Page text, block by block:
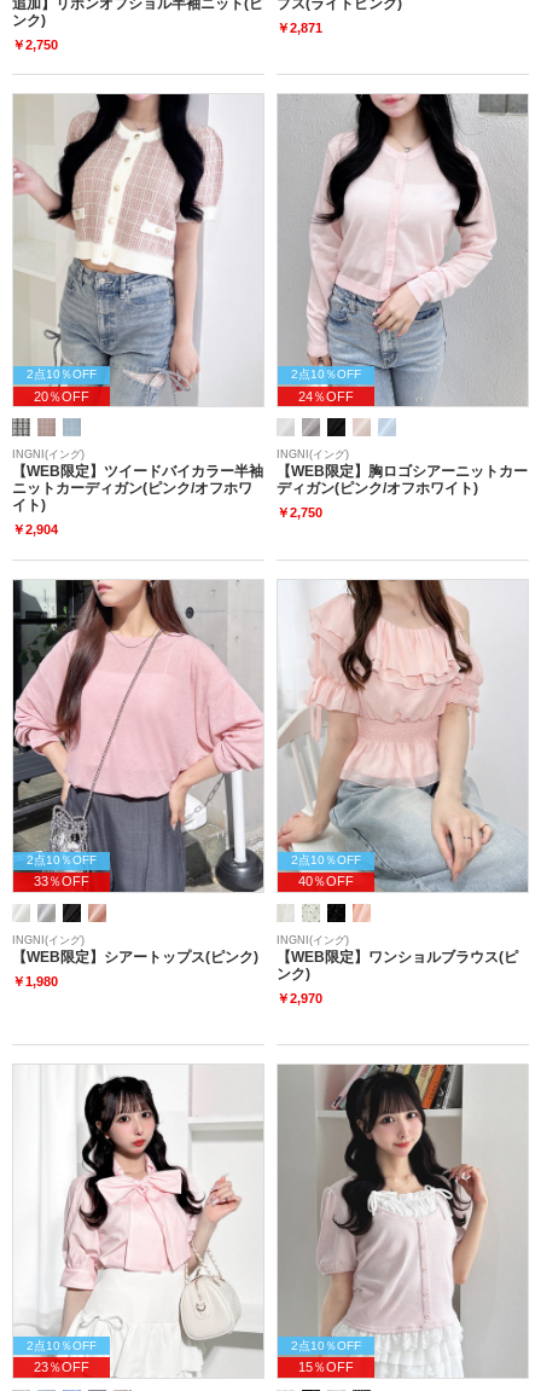
ンク)
￥2,750
￥2,871
2点10％OFF
20％OFF
INGNI(イング)
【WEB限定】ツイードバイカラー半袖
ニットカーディガン(ピンク/オフホワ
イト)
￥2,904
2点10％OFF
24％OFF
INGNI(イング)
【WEB限定】胸ロゴシアーニットカー
ディガン(ピンク/オフホワイト)
￥2,750
2点10％OFF
33％OFF
INGNI(イング)
【WEB限定】シアートップス(ピンク)
￥1,980
2点10％OFF
40％OFF
INGNI(イング)
【WEB限定】ワンショルブラウス(ピ
ンク)
￥2,970
2点10％OFF
23％OFF
2点10％OFF
15％OFF